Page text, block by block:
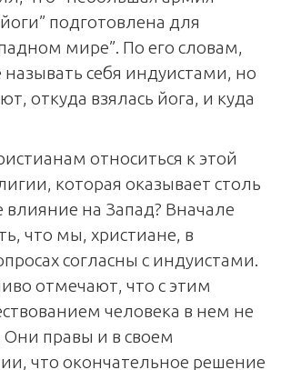
подготовлена для
мире”. По его словам,
называть себя индуистами, но
откуда взялась йога, и куда
относиться к этой
которая оказывает столь
влияние на Запад? Вначале
что мы, христиане, в
согласны с индуистами.
отмечают, что с этим
человека в нем не
Они правы и в своем
что окончательное решение